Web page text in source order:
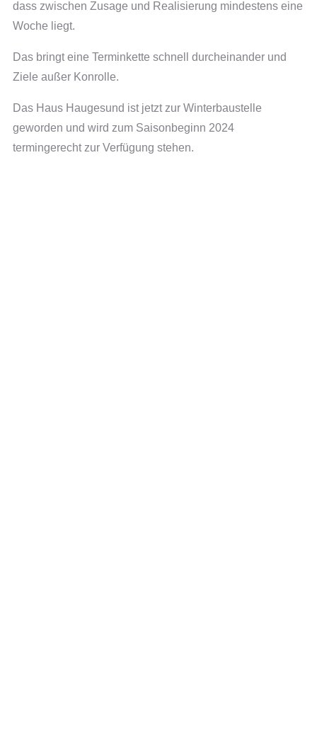
dass zwischen Zusage und Realisierung mindestens eine
Woche liegt.
Das bringt eine Terminkette schnell durcheinander und
Ziele außer Konrolle.
Das Haus Haugesund ist jetzt zur Winterbaustelle
geworden und wird zum Saisonbeginn 2024
termingerecht zur Verfügung stehen.